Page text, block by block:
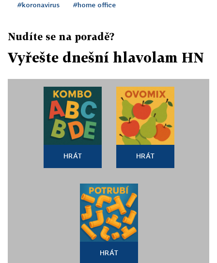
#koronavirus #home office
Nudíte se na poradě?
Vyřešte dnešní hlavolam HN
HRÁT HRÁT
HRÁT